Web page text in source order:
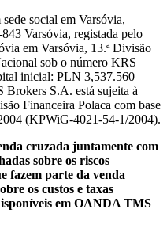
social em Varsóvia,
Varsóvia, registada pelo
em Varsóvia, 13.ª Divisão
sob o número KRS
inicial: PLN 3,537.560
S.A. está sujeita à
Financeira Polaca com base
(KPWiG-4021-54-1/2004).
cruzada juntamente com
sobre os riscos
fazem parte da venda
os custos e taxas
em OANDA TMS